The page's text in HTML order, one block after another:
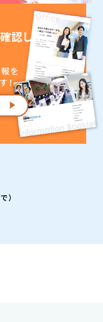
認したい
を
！
）